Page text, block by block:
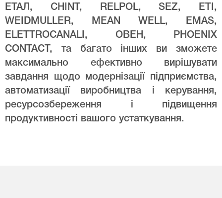
ЕТАЛ, CHINT, RELPOL, SEZ, ETI,
WEIDMULLER, MEAN WELL, EMAS,
ELETTROCANALI, ОВЕН, PHOENIX
CONTACT, та багато інших ви зможете
максимально ефективно вирішувати
завдання щодо модернізації підприємства,
автоматизації виробництва і керування,
ресурсозбереження і підвищення
продуктивності вашого устаткування.